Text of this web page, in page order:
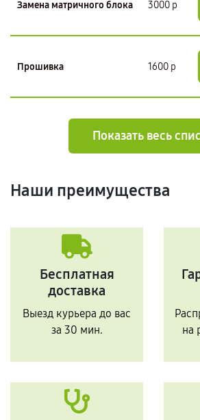
Замена матричного блока 3000 р
Прошивка 1600 р
Показать весь
Наши преимущества
Бесплатная
доставка
Выезд курьера до вас
за 30 мин.
на